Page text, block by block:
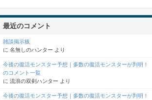
最近のコメント
雑談掲示板
に 名無しのハンター より
今後の復活モンスター予想｜多数の復活モンスターが判明！
のコメント一覧
に 流浪の双剣ハンター より
今後の復活モンスター予想｜多数の復活モンスターが判明！